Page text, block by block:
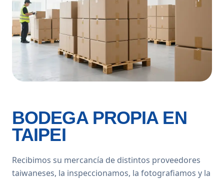
BODEGA PROPIA EN
TAIPEI
Recibimos su mercancía de distintos proveedores
taiwaneses, la inspeccionamos, la fotografiamos y la